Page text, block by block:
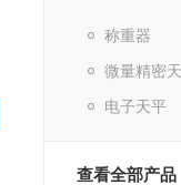
称重器
微量精密
电子天平
查看全部产品